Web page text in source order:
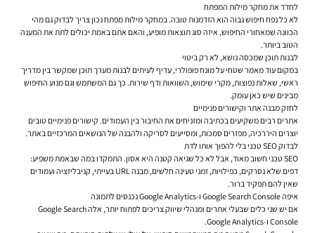
לחדד את מחקר מילות המפתח
לא כל נפח חיפוש גבוה הוא הזדמנות טובה. במחקר מילות מפתח נכון צריך לבדוק גם מהי
הכוונה שמאחורי החיפוש, איזה סוג תוצאות מופיע, והאם אתם באמת יכולים לתת את המענה
הטוב ביותר.
לבנות תוכן שמכסה נושא, לא רק ביטוי
במקום עוד מאמר שטחי על מונח פופולרי, עדיף לעיתים לבנות מערך תוכן שמקשר בין מדריך
ראשי, שאלות נפוצות, מקרי שימוש, השוואות ודף שירות. כך גם המשתמש וגם מנוע החיפוש
מבינים שיש כאן עומק.
לחזק מבנה אתר וקישורים פנימיים
אתרים רבים משקיעים בכתיבה ומזניחים את החיבור בין העמודים. קישורים פנימיים טובים
יוצרים היררכיה, מפזרים סמכות, ומסייעים לסריקה ולהבנה של הנושאים המרכזיים באתר.
לבדוק SEO טכני בלי להפוך אותו לדת
SEO טכני חשוב מאוד, אבל לא כל שגיאה קטנה היא אסון. התמקדו במה שבאמת משפיע:
דפים שלא נסרקים, כפילויות, זמני טעינה חלשים, מבנה URL בעייתי, קניבליזציה ועמודים
שאין להם תפקיד ברור.
איפה Google Search Console ו-Google Analytics נכנסים לתמונה
אם יש שני כלים שבעלי אתרים ומנהלי שיווק צריכים לפתוח יותר, אלה Google Search
Console ו-Google Analytics.